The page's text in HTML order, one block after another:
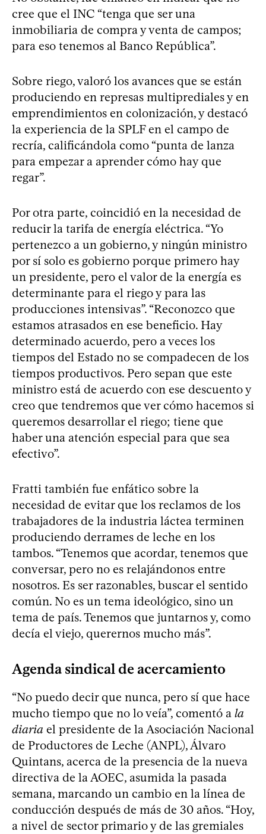
cree que el INC “tenga que ser una
inmobiliaria de compra y venta de campos;
para eso tenemos al Banco República”.
Sobre riego, valoró los avances que se están
produciendo en represas multiprediales y en
emprendimientos en colonización, y destacó
la experiencia de la SPLF en el campo de
recría, calificándola como “punta de lanza
para empezar a aprender cómo hay que
regar”.
Por otra parte, coincidió en la necesidad de
reducir la tarifa de energía eléctrica. “Yo
pertenezco a un gobierno, y ningún ministro
por sí solo es gobierno porque primero hay
un presidente, pero el valor de la energía es
determinante para el riego y para las
producciones intensivas”. “Reconozco que
estamos atrasados en ese beneficio. Hay
determinado acuerdo, pero a veces los
tiempos del Estado no se compadecen de los
tiempos productivos. Pero sepan que este
ministro está de acuerdo con ese descuento y
creo que tendremos que ver cómo hacemos si
queremos desarrollar el riego; tiene que
haber una atención especial para que sea
efectivo”.
Fratti también fue enfático sobre la
necesidad de evitar que los reclamos de los
trabajadores de la industria láctea terminen
produciendo derrames de leche en los
tambos. “Tenemos que acordar, tenemos que
conversar, pero no es relajándonos entre
nosotros. Es ser razonables, buscar el sentido
común. No es un tema ideológico, sino un
tema de país. Tenemos que juntarnos y, como
decía el viejo, querernos mucho más”.
Agenda sindical de acercamiento
“No puedo decir que nunca, pero sí que hace
mucho tiempo que no lo veía”, comentó a la
diaria el presidente de la Asociación Nacional
de Productores de Leche (ANPL), Álvaro
Quintans, acerca de la presencia de la nueva
directiva de la AOEC, asumida la pasada
semana, marcando un cambio en la línea de
conducción después de más de 30 años. “Hoy,
a nivel de sector primario y de las gremiales